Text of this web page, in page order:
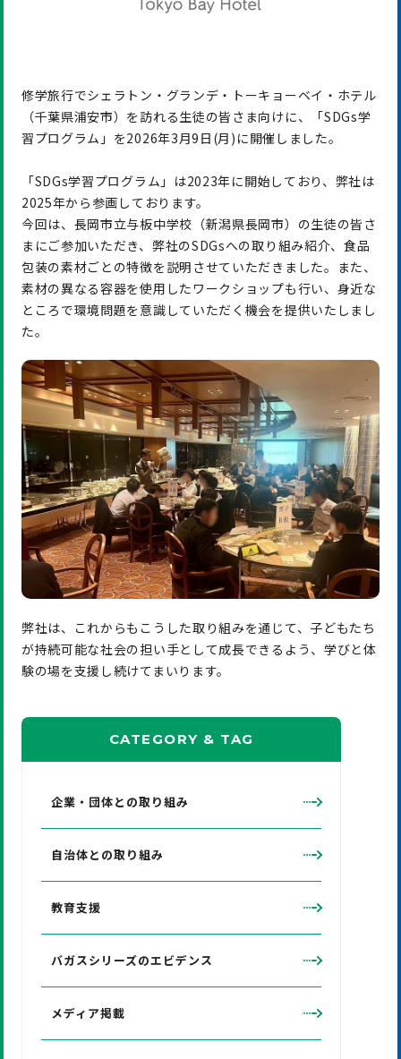
修学旅行でシェラトン・グランデ・トーキョーベイ・ホテル
（千葉県浦安市）を訪れる生徒の皆さま向けに、「SDGs学
習プログラム」を2026年3月9日(月)に開催しました。
「SDGs学習プログラム」は2023年に開始しており、弊社は
2025年から参画しております。
今回は、長岡市立与板中学校（新潟県長岡市）の生徒の皆さ
まにご参加いただき、弊社のSDGsへの取り組み紹介、食品
包装の素材ごとの特徴を説明させていただきました。また、
素材の異なる容器を使用したワークショップも行い、身近な
ところで環境問題を意識していただく機会を提供いたしまし
た。
弊社は、これからもこうした取り組みを通じて、子どもたち
が持続可能な社会の担い手として成長できるよう、学びと体
験の場を支援し続けてまいります。
CATEGORY & TAG
企業・団体との取り組み
自治体との取り組み
教育支援
バガスシリーズのエビデンス
メディア掲載